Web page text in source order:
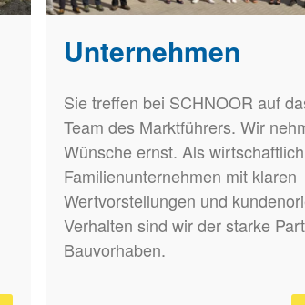
Unternehmen
Sie treffen bei SCHNOOR auf
Team des Marktführers. Wir
Wünsche ernst. Als
Familienunternehmen mit klaren
Wertvorstellungen und
Verhalten sind wir der starke
Bauvorhaben.